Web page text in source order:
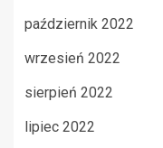
październik 2022
wrzesień 2022
sierpień 2022
lipiec 2022